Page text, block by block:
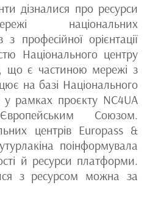
дізналися про ресурси
національних
професійної орієнтації
Національного центру
що є частиною мережі з
на базі Національного
у рамках проєкту NC4UA
Союзом.
центрів Europass &
поінформувала
й ресурси платформи.
з ресурсом можна за